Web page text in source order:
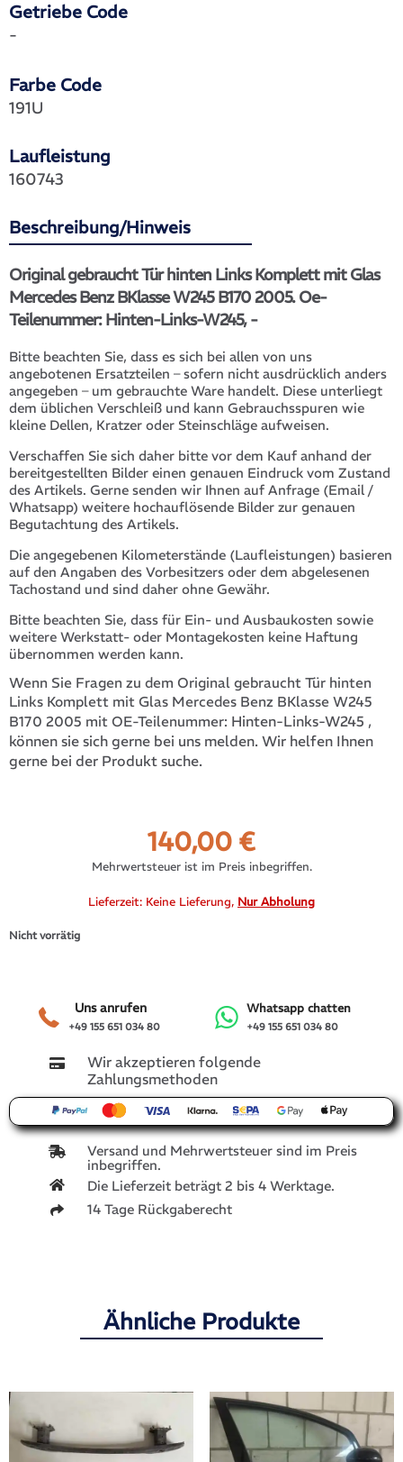
Getriebe Code
-
Farbe Code
Laufleistung
191U
160743
Beschreibung/Hinweis
Original gebraucht Tür hinten Links Komplett mit Glas
Mercedes Benz BKlasse W245 B170 2005. Oe-
Teilenummer: Hinten-Links-W245, -
Bitte beachten Sie, dass es sich bei allen von uns
angebotenen Ersatzteilen – sofern nicht ausdrücklich anders
angegeben – um gebrauchte Ware handelt. Diese unterliegt
dem üblichen Verschleiß und kann Gebrauchsspuren wie
kleine Dellen, Kratzer oder Steinschläge aufweisen.
Verschaffen Sie sich daher bitte vor dem Kauf anhand der
bereitgestellten Bilder einen genauen Eindruck vom Zustand
des Artikels. Gerne senden wir Ihnen auf Anfrage (Email /
Whatsapp) weitere hochauflösende Bilder zur genauen
Begutachtung des Artikels.
Die angegebenen Kilometerstände (Laufleistungen) basieren
auf den Angaben des Vorbesitzers oder dem abgelesenen
Tachostand und sind daher ohne Gewähr.
Bitte beachten Sie, dass für Ein- und Ausbaukosten sowie
weitere Werkstatt- oder Montagekosten keine Haftung
übernommen werden kann.
Wenn Sie Fragen zu dem Original gebraucht Tür hinten
Links Komplett mit Glas Mercedes Benz BKlasse W245
B170 2005 mit OE-Teilenummer: Hinten-Links-W245 ,
können sie sich gerne bei uns melden. Wir helfen Ihnen
gerne bei der Produkt suche.
140,00 €
Mehrwertsteuer ist im Preis inbegriffen.
Lieferzeit: Keine Lieferung, Nur Abholung
Nicht vorrätig
+49 155 651 034 80
Uns anrufen
+49 155 651 034 80
Whatsapp chatten
Wir akzeptieren folgende
Zahlungsmethoden
Versand und Mehrwertsteuer sind im Preis
inbegriffen.
Die Lieferzeit beträgt 2 bis 4 Werktage.
14 Tage Rückgaberecht
Ähnliche Produkte